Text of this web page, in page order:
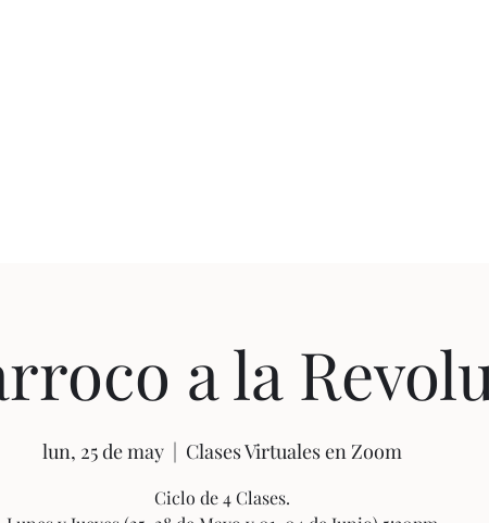
a la
lun, 25 de may
  |
Clases Virtuales en Zoom
Ciclo de 4 Clases.